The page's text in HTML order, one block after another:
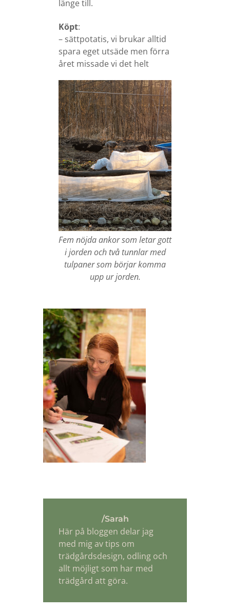
länge till.
Köpt:
– sättpotatis, vi brukar alltid
spara eget utsäde men förra
året missade vi det helt
Fem nöjda ankor som letar gott
i jorden och två tunnlar med
tulpaner som börjar komma
upp ur jorden.
/Sarah
Här på bloggen delar jag
med mig av tips om
trädgårdsdesign, odling och
allt möjligt som har med
trädgård att göra.